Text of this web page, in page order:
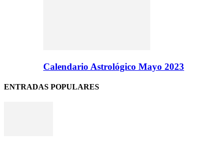
Calendario Astrológico Mayo 2023
ENTRADAS POPULARES